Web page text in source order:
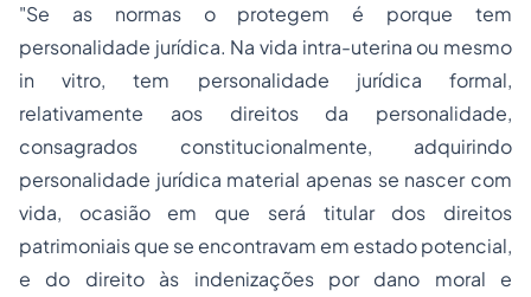
"Se as normas o protegem é porque tem
personalidade jurídica. Na vida intra-uterina ou mesmo
in vitro, tem personalidade jurídica formal,
relativamente aos direitos da personalidade,
consagrados constitucionalmente, adquirindo
personalidade jurídica material apenas se nascer com
vida, ocasião em que será titular dos direitos
patrimoniais que se encontravam em estado potencial,
e do direito às indenizações por dano moral e